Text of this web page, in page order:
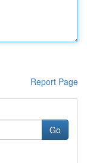
Report Page
Go